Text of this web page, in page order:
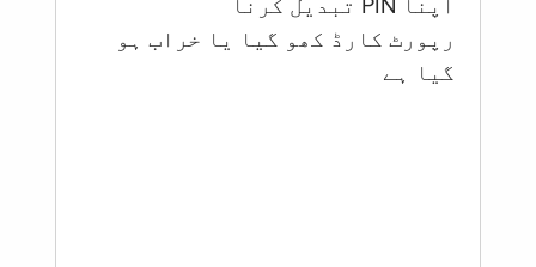
اپنا PIN تبدیل کرنا
رپورٹ کارڈ کھو گیا یا خراب ہو
گيا ہے